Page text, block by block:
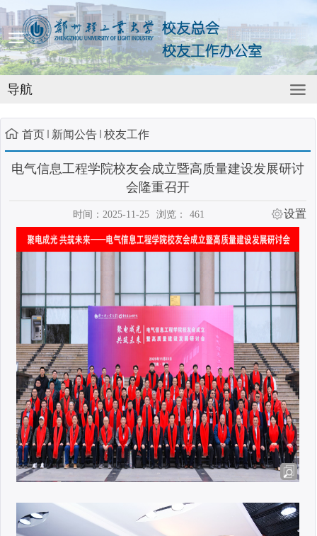
导航
首页 新闻公告 校友工作
电气信息工程学院校友会成立暨高质量建设发展研讨
会隆重召开
时间：2025-11-25 浏览： 461 设置